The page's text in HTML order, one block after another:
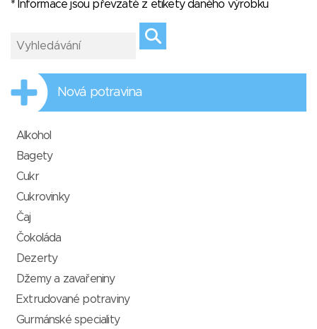
* Informace jsou převzaté z etikety daného výrobku
Nová potravina
Alkohol
Bagety
Cukr
Cukrovinky
Čaj
Čokoláda
Dezerty
Džemy a zavařeniny
Extrudované potraviny
Gurmánské speciality